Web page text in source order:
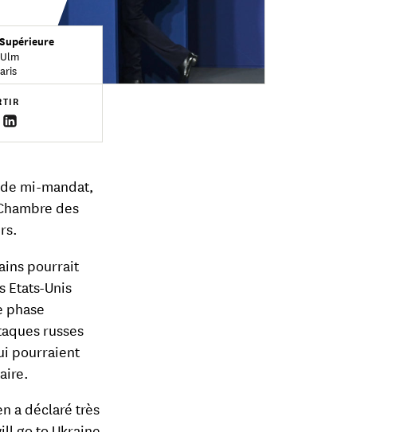
mi-mandat,
des
pourrait
Etats-Unis
phase
russes
pourraient
a déclaré très